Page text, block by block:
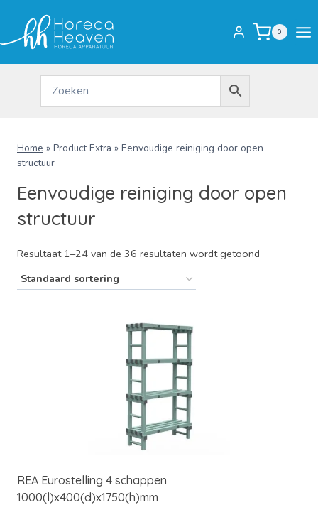
inhoud
0
Home » Product Extra » Eenvoudige reiniging door open
structuur
Eenvoudige reiniging door open
structuur
Resultaat 1–24 van de 36 resultaten wordt getoond
REA Eurostelling 4 schappen
1000(l)x400(d)x1750(h)mm